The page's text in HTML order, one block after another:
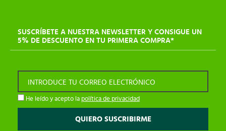
SUSCRÍBETE A NUESTRA NEWSLETTER Y CONSIGUE UN
5% DE DESCUENTO EN TU PRIMERA COMPRA*
INTRODUCE TU CORREO ELECTRÓNICO
He leído y acepto la política de privacidad